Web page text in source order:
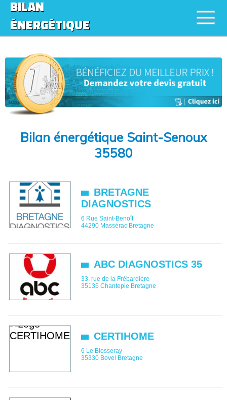
BILAN
ÉNERGÉTIQUE
Bilan énergétique Saint-Senoux
35580
BRETAGNE
DIAGNOSTICS
6 Rue Saint-Benoît
44290 Massérac Bretagne
ABC DIAGNOSTICS 35
33, rue de la Frébardière
35135 Chantepie Bretagne
CERTIHOME
6 Le Blosseray
35330 Bovel Bretagne